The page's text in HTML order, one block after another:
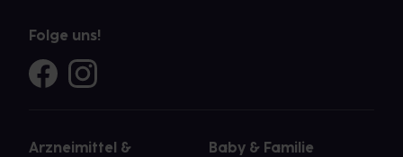
Folge uns!
Arzneimittel &
Baby & Familie